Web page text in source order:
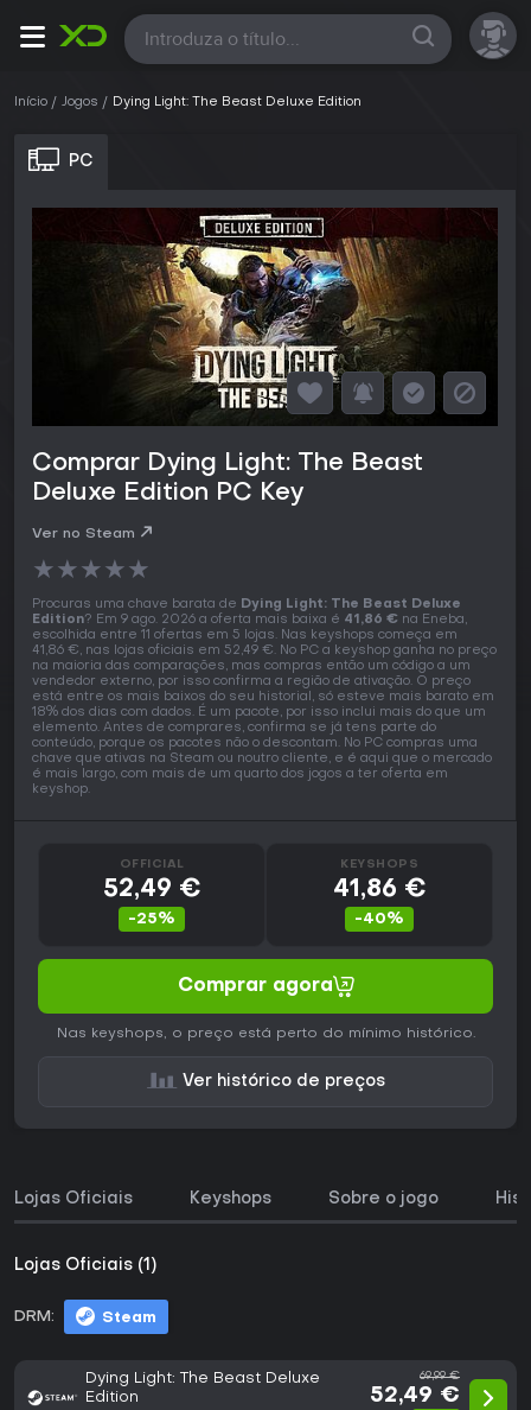
Todas
Início Jogos Dying Light: The Beast Deluxe Edition
PC
Comprar Dying Light: The Beast
Deluxe Edition PC Key
Ver no Steam
★★★★★
Procuras uma chave barata de Dying Light: The Beast Deluxe
Edition? Em 9 ago. 2026 a oferta mais baixa é 41,86 € na Eneba,
escolhida entre 11 ofertas em 5 lojas. Nas keyshops começa em
41,86 €, nas lojas oficiais em 52,49 €. No PC a keyshop ganha no preço
na maioria das comparações, mas compras então um código a um
vendedor externo, por isso confirma a região de ativação. O preço
está entre os mais baixos do seu historial, só esteve mais barato em
18% dos dias com dados. É um pacote, por isso inclui mais do que um
elemento. Antes de comprares, confirma se já tens parte do
conteúdo, porque os pacotes não o descontam. No PC compras uma
chave que ativas na Steam ou noutro cliente, e é aqui que o mercado
é mais largo, com mais de um quarto dos jogos a ter oferta em
keyshop.
OFFICIAL
52,49 €
-25%
KEYSHOPS
41,86 €
-40%
Comprar agora
Nas keyshops, o preço está perto do mínimo histórico.
Ver histórico de preços
Lojas Oficiais Keyshops Sobre o jogo
Lojas Oficiais (1)
DRM: Steam
Dying Light: The Beast Deluxe
Edition
69,99 €
52,49 €